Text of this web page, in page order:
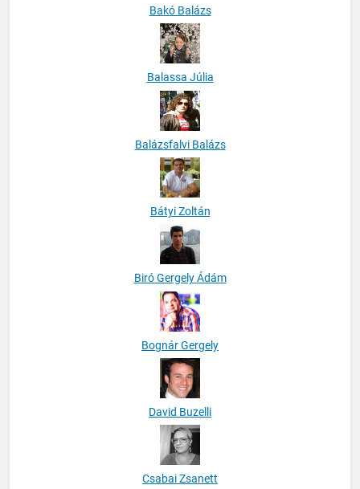
Bakó Balázs
Balassa Júlia
Balázsfalvi Balázs
Bátyi Zoltán
Biró Gergely Ádám
Bognár Gergely
David Buzelli
Csabai Zsanett